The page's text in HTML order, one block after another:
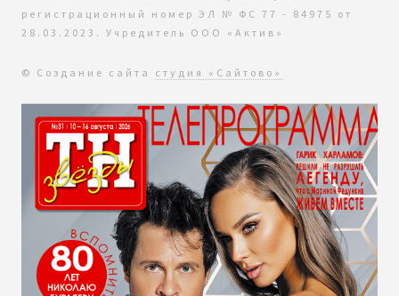
регистрационный номер ЭЛ № ФС 77 - 84975 от
28.03.2023. Учредитель ООО «Актив»
© Создание сайта студия «Сайтово»